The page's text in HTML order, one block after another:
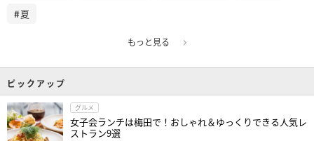
夏
もっと見る
ピックアップ
グルメ
女子会ランチは梅田で！おしゃれ＆ゆっくりできる人気レ
ストラン9選